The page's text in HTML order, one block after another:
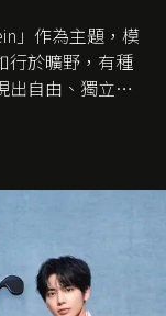
」作為主題，模
行於曠野，有種
出自由、獨立與